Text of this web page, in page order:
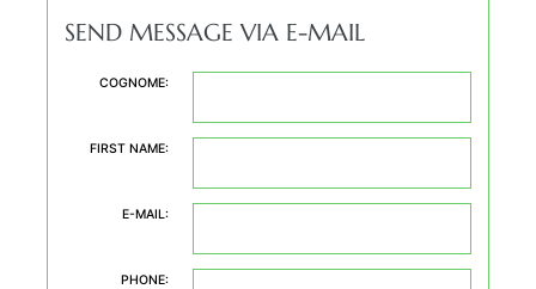
SEND MESSAGE VIA E-MAIL
COGNOME:
FIRST NAME:
E-MAIL:
PHONE: